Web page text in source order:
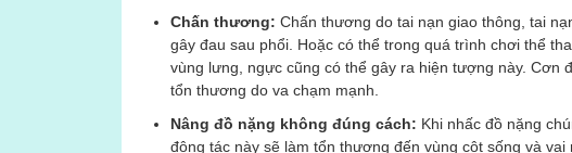
Chấn thương: Chấn thương do tai nạn giao thông, tai
gây đau sau phổi. Hoặc có thể trong quá trình chơi thể
vùng lưng, ngực cũng có thể gây ra hiện tượng này. Cơn
tổn thương do va chạm mạnh.
Nâng đồ nặng không đúng cách: Khi nhấc đồ nặng
động tác này sẽ làm tổn thương đến vùng cột sống và